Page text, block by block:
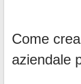
Come
aziendale